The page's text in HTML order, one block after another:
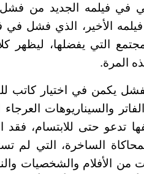
في فيلمه الجديد من
الأخير، الذي فشل
التي يفضلها، ليظهر
المرة.
يكمن في اختيار كاتب
والسيناريوهات
تدعو حتى للابتسام،
الساخرة، التي لم
الأفلام والشخصيات